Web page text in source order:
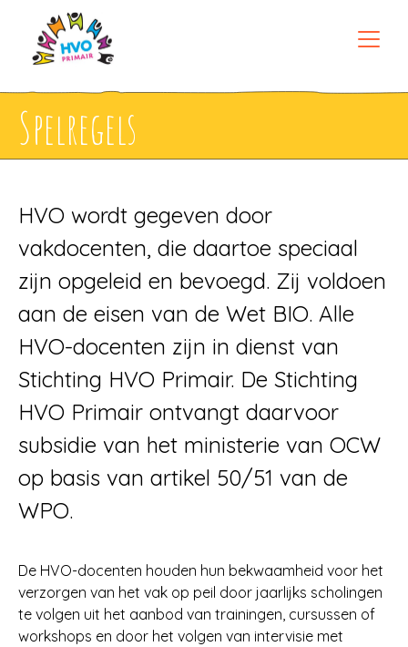
Spelregels
HVO wordt gegeven door
vakdocenten, die daartoe speciaal
zijn opgeleid en bevoegd. Zij voldoen
aan de eisen van de Wet BIO. Alle
HVO-docenten zijn in dienst van
Stichting HVO Primair. De Stichting
HVO Primair ontvangt daarvoor
subsidie van het ministerie van OCW
op basis van artikel 50/51 van de
WPO.
De HVO-docenten houden hun bekwaamheid voor het
verzorgen van het vak op peil door jaarlijks scholingen
te volgen uit het aanbod van trainingen, cursussen of
workshops en door het volgen van intervisie met